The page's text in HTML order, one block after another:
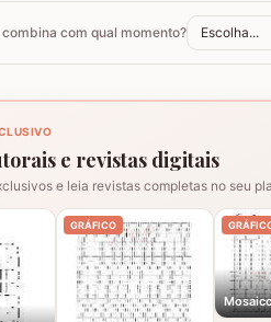
com qual momento? Escolha...
e revistas digitais
e leia revistas completas no seu
GRÁFICO